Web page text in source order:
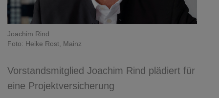
Joachim Rind
Foto: Heike Rost, Mainz
Vorstandsmitglied Joachim Rind plädiert für
eine Projektversicherung